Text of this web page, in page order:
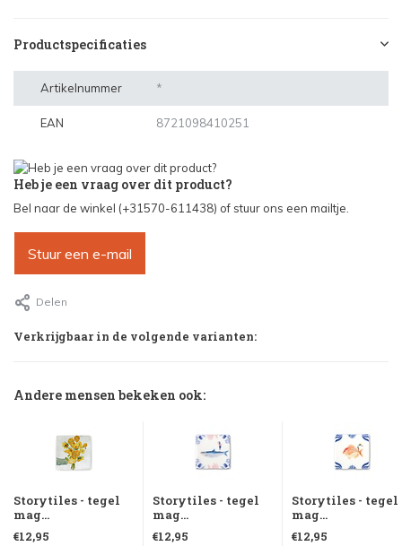
Productspecificaties
Artikelnummer *
EAN 8721098410251
Heb je een vraag over dit product?
Bel naar de winkel (+31570-611438) of stuur ons een mailtje.
Stuur een e-mail
Delen
Verkrijgbaar in de volgende varianten:
Andere mensen bekeken ook:
Storytiles - tegel
mag...
€12,95
Storytiles - tegel
mag...
€12,95
Storytiles - tegel
mag...
€12,95